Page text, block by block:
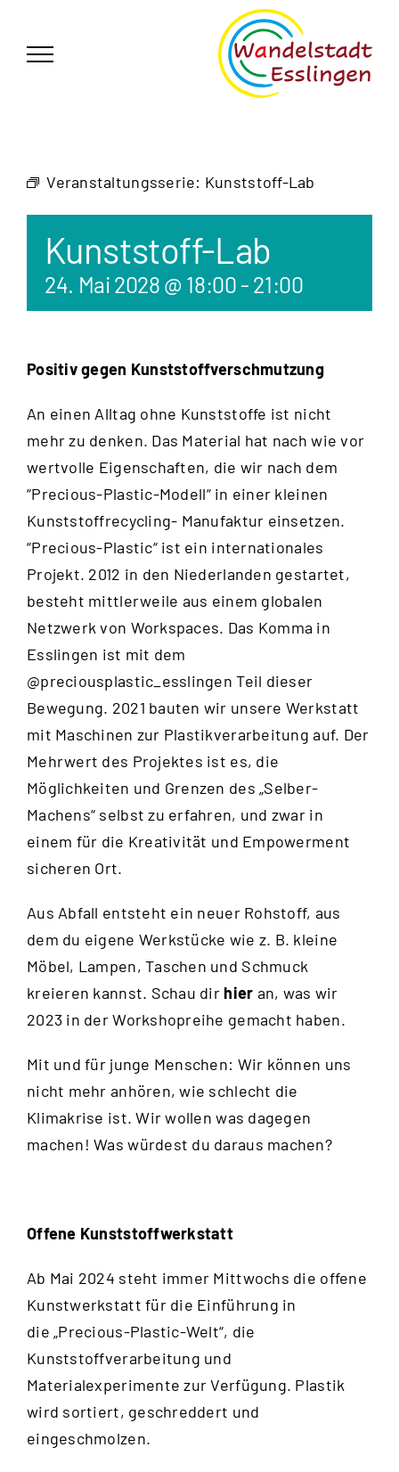
springen
Veranstaltungsserie: Kunststoff-Lab
Kunststoff-Lab
24. Mai 2028 @ 18:00 - 21:00
Positiv gegen Kunststoffverschmutzung
An einen Alltag ohne Kunststoffe ist nicht
mehr zu denken. Das Material hat nach wie vor
wertvolle Eigenschaften, die wir nach dem
“Precious-Plastic-Modell“ in einer kleinen
Kunststoffrecycling- Manufaktur einsetzen.
“Precious-Plastic“ ist ein internationales
Projekt. 2012 in den Niederlanden gestartet,
besteht mittlerweile aus einem globalen
Netzwerk von Workspaces. Das Komma in
Esslingen ist mit dem
@preciousplastic_esslingen Teil dieser
Bewegung. 2021 bauten wir unsere Werkstatt
mit Maschinen zur Plastikverarbeitung auf. Der
Mehrwert des Projektes ist es, die
Möglichkeiten und Grenzen des „Selber-
Machens“ selbst zu erfahren, und zwar in
einem für die Kreativität und Empowerment
sicheren Ort.
Aus Abfall entsteht ein neuer Rohstoff, aus
dem du eigene Werkstücke wie z. B. kleine
Möbel, Lampen, Taschen und Schmuck
kreieren kannst. Schau dir hier an, was wir
2023 in der Workshopreihe gemacht haben.
Mit und für junge Menschen: Wir können uns
nicht mehr anhören, wie schlecht die
Klimakrise ist. Wir wollen was dagegen
machen! Was würdest du daraus machen?
Offene Kunststoffwerkstatt
Ab Mai 2024 steht immer Mittwochs die offene
Kunstwerkstatt für die Einführung in
die „Precious-Plastic-Welt“, die
Kunststoffverarbeitung und
Materialexperimente zur Verfügung. Plastik
wird sortiert, geschreddert und
eingeschmolzen.